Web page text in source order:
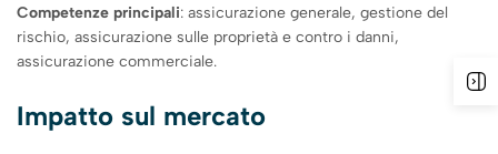
Competenze principali: assicurazione generale, gestione del
rischio, assicurazione sulle proprietà e contro i danni,
assicurazione commerciale.
Impatto sul mercato